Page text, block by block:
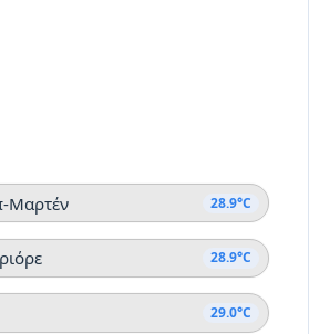
Μαρτέν 28.9°C
28.9°C
29.0°C